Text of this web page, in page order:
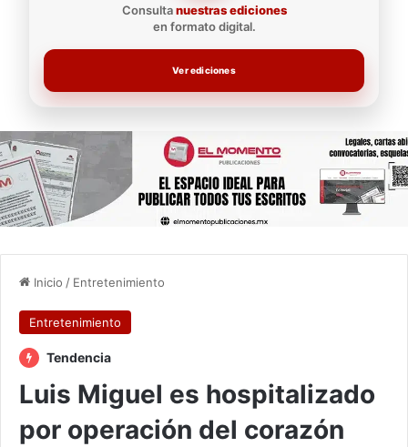
Consultanuestras ediciones
en formato digital.
Ver ediciones
Inicio / Entretenimiento
Entretenimiento
Tendencia
Luis Miguel es hospitalizado
por operación del corazón